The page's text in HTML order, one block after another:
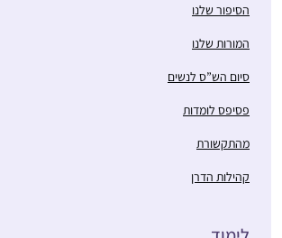
הסיפור שלנו
המורות שלנו
סיום הש”ס לנשים
פסיפס לומדות
מהתקשורת
קהילות הדרן